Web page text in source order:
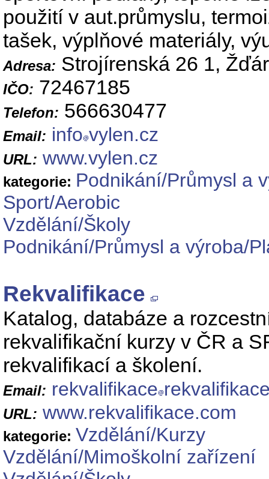
použití v aut.průmyslu,
tašek, výplňové materiály,
Adresa: Strojírenská 26 1,
IČO: 72467185
Telefon: 566630477
Email: info vylen.cz
URL: www.vylen.cz
kategorie: Podnikání/Průmysl a
Sport/Aerobic
Vzdělání/Školy
Podnikání/Průmysl a výroba/
Rekvalifikace
Katalog, databáze a
rekvalifikační kurzy v ČR a
rekvalifikací a školení.
Email: rekvalifikace
URL: www.rekvalifikace.com
kategorie: Vzdělání/Kurzy
Vzdělání/Mimoškolní zařízení